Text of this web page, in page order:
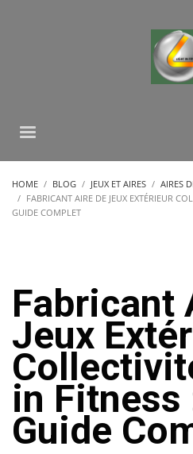
HOME BLOG JEUX ET AIRES
AIRES
FABRICANT AIRE DE JEUX EXTÉRIEUR
GUIDE COMPLET
Fabricant
Jeux
in Fitness
Guide